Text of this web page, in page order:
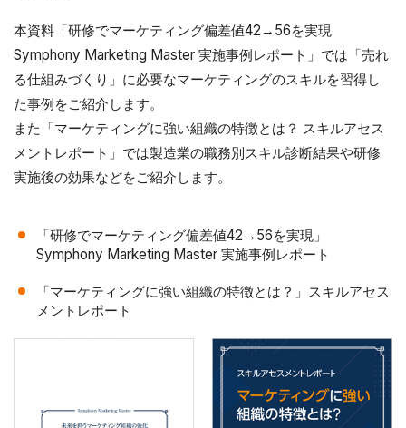
本資料「研修でマーケティング偏差値42→56を実現
Symphony Marketing Master 実施事例レポート」では「売れ
る仕組みづくり」に必要なマーケティングのスキルを習得し
た事例をご紹介します。
また「マーケティングに強い組織の特徴とは？ スキルアセス
メントレポート」では製造業の職務別スキル診断結果や研修
実施後の効果などをご紹介します。
「研修でマーケティング偏差値42→56を実現」
Symphony Marketing Master 実施事例レポート
「マーケティングに強い組織の特徴とは？」スキルアセス
メントレポート